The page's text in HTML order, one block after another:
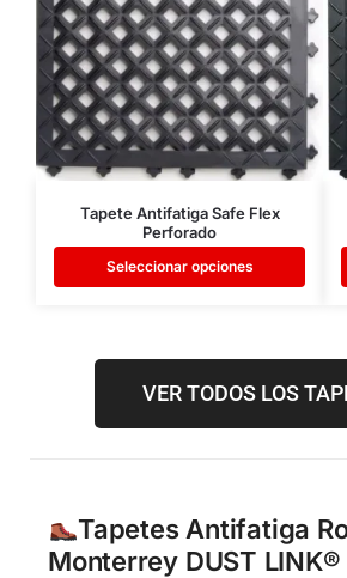
Tapete Antifatiga Safe Flex
Perforado
Seleccionar opciones
VER TODOS LOS
Tapetes Antifatiga
Monterrey DUST LINK®